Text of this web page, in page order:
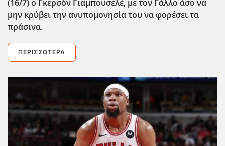
(16/7) ο Γκερσόν Γιαμπουσελέ, με τον Γάλλο άσο να
μην κρύβει την ανυπομονησία του να φορέσει τα
πράσινα.
ΠΕΡΙΣΣΌΤΕΡΑ